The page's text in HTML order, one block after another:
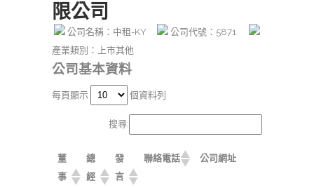
限公司
公司名稱：中租-KY
公司代號：5871
產業類別：上市其他
公司基本資料
每頁顯示 個資料列
搜尋:
董
事
總
經
發
言
聯絡電話 公司網址